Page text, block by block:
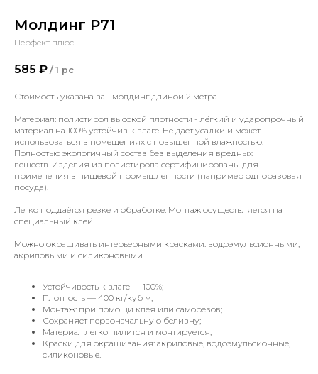
Молдинг P71
Перфект плюс
585 ₽ / 1 pc
Стоимость указана за 1 молдинг длиной 2 метра.
Материал: полистирол высокой плотности - лёгкий и ударопрочный
материал на 100% устойчив к влаге. Не даёт усадки и может
использоваться в помещениях с повышенной влажностью.
Полностью экологичный состав без выделения вредных
веществ. Изделия из полистирола сертифицированы для
применения в пищевой промышленности (например одноразовая
посуда).
Легко поддаётся резке и обработке. Монтаж осуществляется на
специальный клей.
Можно окрашивать интерьерными красками: водоэмульсионными,
акриловыми и силиконовыми.
Устойчивость к влаге — 100%;
Плотность — 400 кг/куб м;
Монтаж: при помощи клея или саморезов;
Сохраняет первоначальную белизну;
Материал легко пилится и монтируется;
Краски для окрашивания: акриловые, водоэмульсионные,
силиконовые.